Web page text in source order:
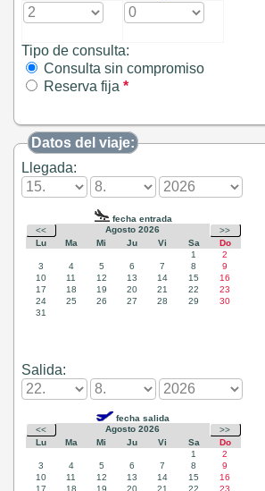
Tipo de consulta:
Consulta sin compromiso
Reserva fija*
Datos del viaje:
Llegada:
Salida: